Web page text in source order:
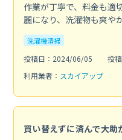
作業が丁寧で、料金も適
麗になり、洗濯物も爽や
洗濯機清掃
投稿日：2024/06/05
投
利用業者： スカイアップ
買い替えずに済んで大助